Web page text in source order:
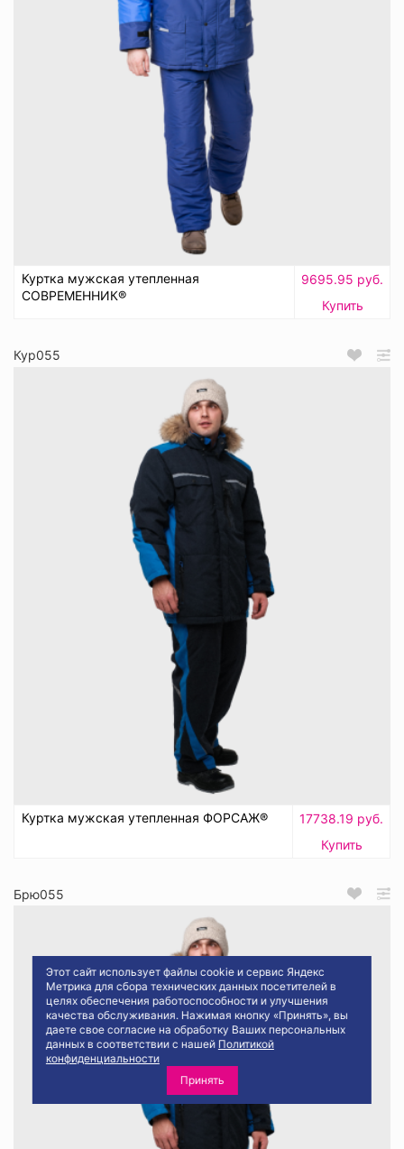
Этот сайт использует файлы cookie и сервис Яндекс
Метрика для сбора технических данных посетителей в
целях обеспечения работоспособности и улучшения
качества обслуживания. Нажимая кнопку «Принять», вы
даете свое согласие на обработку Ваших персональных
данных в соответствии с нашей Политикой
конфиденциальности
Принять
Куртка мужская утепленная
СОВРЕМЕННИК®
9695.95 руб.
Купить
Кур055
Куртка мужская утепленная ФОРСАЖ®
17738.19 руб.
Купить
Брю055